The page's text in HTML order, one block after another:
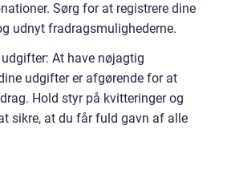
Sørg for at registrere dine
udnyt fradragsmulighederne.
At have nøjagtig
udgifter er afgørende for at
Hold styr på kvitteringer og
sikre, at du får fuld gavn af alle